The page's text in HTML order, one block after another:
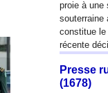
proie à une
souterraine
constitue le
récente
Presse
(1678)